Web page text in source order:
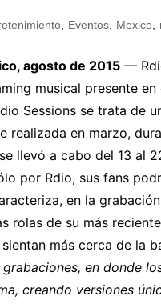
Eventos Mexico
agosto de 2015 —
musical presente
Sessions se trata de
realizada en marzo,
llevó a cabo del 13 al
por Rdio, sus fans
en la
rolas de su más
más cerca de la
en donde
creando versiones